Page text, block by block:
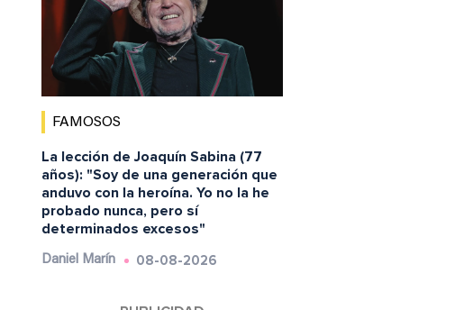
FAMOSOS
La lección de Joaquín Sabina (77
años): "Soy de una generación que
anduvo con la heroína. Yo no la he
probado nunca, pero sí
determinados excesos"
Daniel Marín 08-08-2026